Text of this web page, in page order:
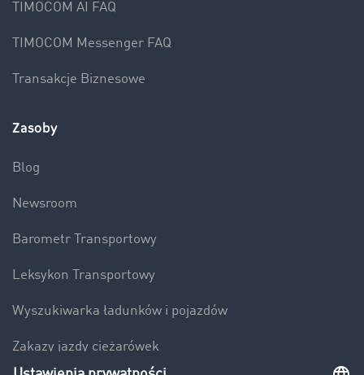
TIMOCOM AI FAQ
TIMOCOM Messenger FAQ
Transakcje Biznesowe
Zasoby
Blog
Newsroom
Barometr Transportowy
Leksykon Transportowy
Wyszukiwarka ładunków i pojazdów
Zakazy jazdy ciężarówek